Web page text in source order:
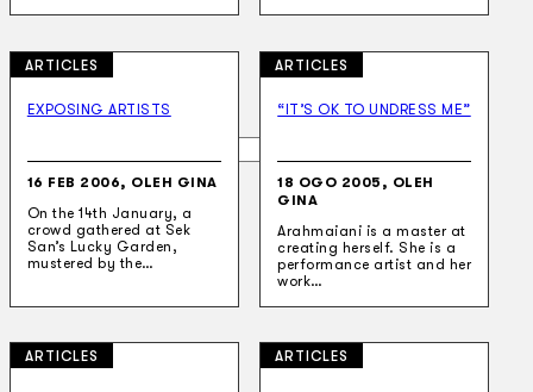
×
ARTICLES
EXPOSING ARTISTS
16 FEB 2006, OLEH GINA
On the 14th January, a
crowd gathered at Sek
San’s Lucky Garden,
mustered by the…
ARTICLES
“IT’S OK TO UNDRESS ME”
18 OGO 2005, OLEH
GINA
Arahmaiani is a master at
creating herself. She is a
performance artist and her
work…
ARTICLES ARTICLES